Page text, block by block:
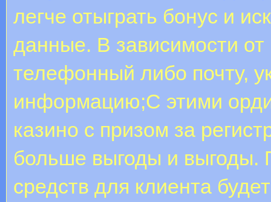
легче отыграть бонус и
данные. В зависимости от
телефонный либо почту,
информацию;С этими
казино с призом за
больше выгоды и выгоды.
средств для клиента